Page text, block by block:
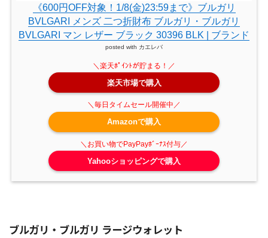
《600円OFF対象！1/8(金)23:59まで》ブルガリ
BVLGARI メンズ 二つ折財布 ブルガリ・ブルガリ
BVLGARI マン レザー ブラック 30396 BLK | ブランド
posted with カエレバ
楽天市場で購入
Amazonで購入
Yahooショッピングで購入
ブルガリ・ブルガリ ラージウォレット